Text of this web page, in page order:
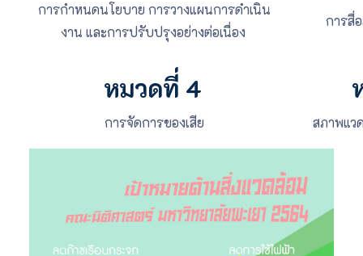
การกำหนดนโยบาย การวางแผนการดำเนิน
งาน และการปรับปรุงอย่างต่อเนื่อง
การสื่
หมวดที่ 4
การจัดการของเสีย สภาพแว